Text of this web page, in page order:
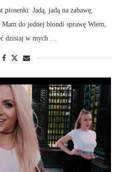
piosenki: Jadą, jadą na zabawę,
do jednej blondi sprawę Wiem,
dzisiaj w mych …